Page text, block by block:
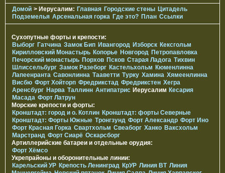
Домой > Иерусалим: Главная Городские стены Цитадель
Подземелья Арсенальная горка Где это? План Ссылки
Сухопутные форты и крепости:
Выборг Гатчина Замок Бип Ивангород Изборск Кексгольм
Кирилловский Монастырь Копорье Новгород Петропавловка
Печорcкий монастырь Порхов Псков Старая Ладога Тихвин
Шлиссельбург Замок Разеборг Кастельхольм Кюменлинна
Лапеенранта Савонлинна Тааветти Турку Хамина Хямеенлинна
Висбю Форт Хойторп Фредрикстад Фредрикстен Хегра
Аренсбург Нарва Таллинн Антипатрис Иерусалим Кесария
Масада Форт Латрун
Морские крепости и форты:
Кронштадт: город и о. Котлин Кронштадт: форты Северные
Кронштадт: Форты Южные Тронгзунд Форт Александр Форт Ино
Форт Красная Горка Свартхольм Свеаборг Ханко Ваксхольм
Марстранд Форт Сиарё Оскарсборг
Артиллерийские батареи и отдельные орудия:
Форт Хёмсо
Укрепрайоны и оборонительные линии:
Карельский УР Крепость Ленинград КрУР Линия ВТ Линия